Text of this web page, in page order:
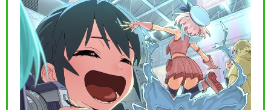
ーハイ篇～制・限・解…
舞台『弱虫ペダル』新インタ
ーハイ篇FINAL～…